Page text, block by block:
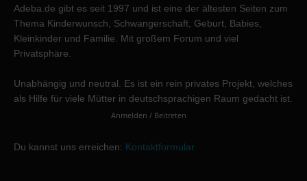
Adeba.de gibt es seit 1997 und ist eine der ältesten Seiten zum
Thema Kinderwunsch, Schwangerschaft, Geburt, Babies,
Kleinkinder und Familie. Mit großem Forum und viel
Privatsphäre.
Unabhängig und neutral. Es ist ein rein privates Projekt, welches
als Hilfe für viele Mütter in deutschsprachigen Raum gedacht ist.
Anmelden / Beitreten
Du kannst uns erreichen: Kontaktformular